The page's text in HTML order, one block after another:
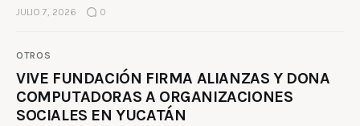
JULIO 7, 2026 0
OTROS
VIVE FUNDACIÓN FIRMA ALIANZAS Y DONA
COMPUTADORAS A ORGANIZACIONES
SOCIALES EN YUCATÁN